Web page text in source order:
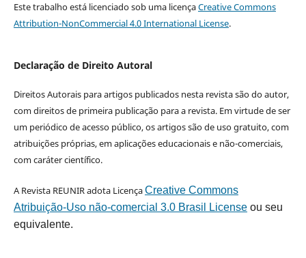
Este trabalho está licenciado sob uma licençaCreative Commons
Attribution-NonCommercial 4.0 International License.
Declaração de Direito Autoral
Direitos Autorais para artigos publicados nesta revista são do autor,
com direitos de primeira publicação para a revista. Em virtude de ser
um periódico de acesso público, os artigos são de uso gratuito, com
atribuições próprias, em aplicações educacionais e não-comerciais,
com caráter científico.
A Revista REUNIR adota LicençaCreative Commons
Atribuição-Uso não-comercial 3.0 Brasil Licenseou seu
equivalente.